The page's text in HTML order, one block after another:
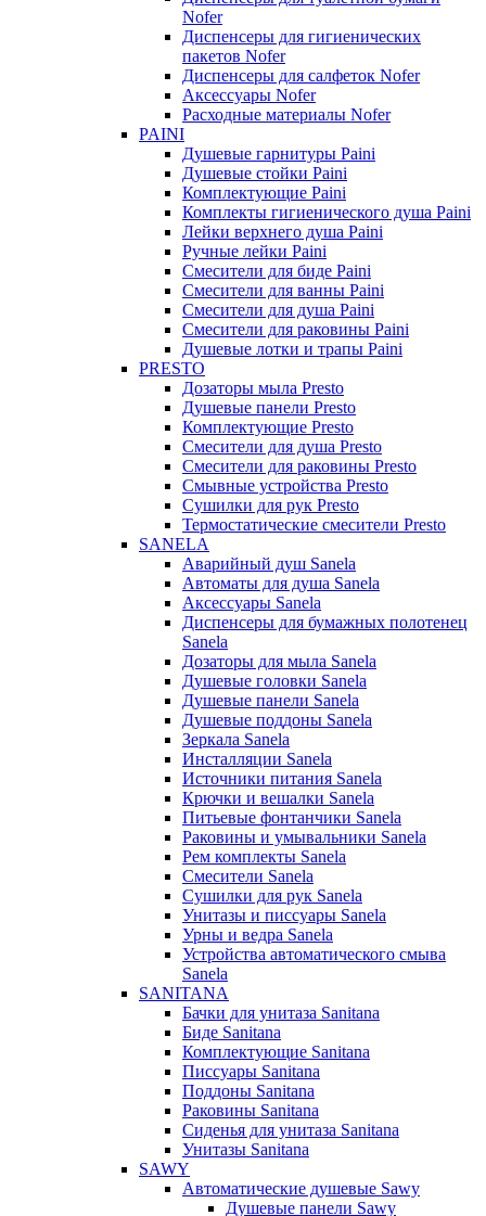
Nofer
Диспенсеры для гигиенических
пакетов Nofer
Диспенсеры для салфеток Nofer
Аксессуары Nofer
Расходные материалы Nofer
PAINI
Душевые гарнитуры Paini
Душевые стойки Paini
Комплектующие Paini
Комплекты гигиенического душа Paini
Лейки верхнего душа Paini
Ручные лейки Paini
Смесители для биде Paini
Смесители для ванны Paini
Смесители для душа Paini
Смесители для раковины Paini
Душевые лотки и трапы Paini
PRESTO
Дозаторы мыла Presto
Душевые панели Presto
Комплектующие Presto
Смесители для душа Presto
Смесители для раковины Presto
Смывные устройства Presto
Сушилки для рук Presto
Термостатические смесители Presto
SANELA
Аварийный душ Sanela
Автоматы для душа Sanela
Аксессуары Sanela
Диспенсеры для бумажных полотенец
Sanela
Дозаторы для мыла Sanela
Душевые головки Sanela
Душевые панели Sanela
Душевые поддоны Sanela
Зеркала Sanela
Инсталляции Sanela
Источники питания Sanela
Крючки и вешалки Sanela
Питьевые фонтанчики Sanela
Раковины и умывальники Sanela
Рем комплекты Sanela
Смесители Sanela
Сушилки для рук Sanela
Унитазы и писсуары Sanela
Урны и ведра Sanela
Устройства автоматического смыва
Sanela
SANITANA
Бачки для унитаза Sanitana
Биде Sanitana
Комплектующие Sanitana
Писсуары Sanitana
Поддоны Sanitana
Раковины Sanitana
Сиденья для унитаза Sanitana
Унитазы Sanitana
SAWY
Автоматические душевые Sawy
Душевые панели Sawy